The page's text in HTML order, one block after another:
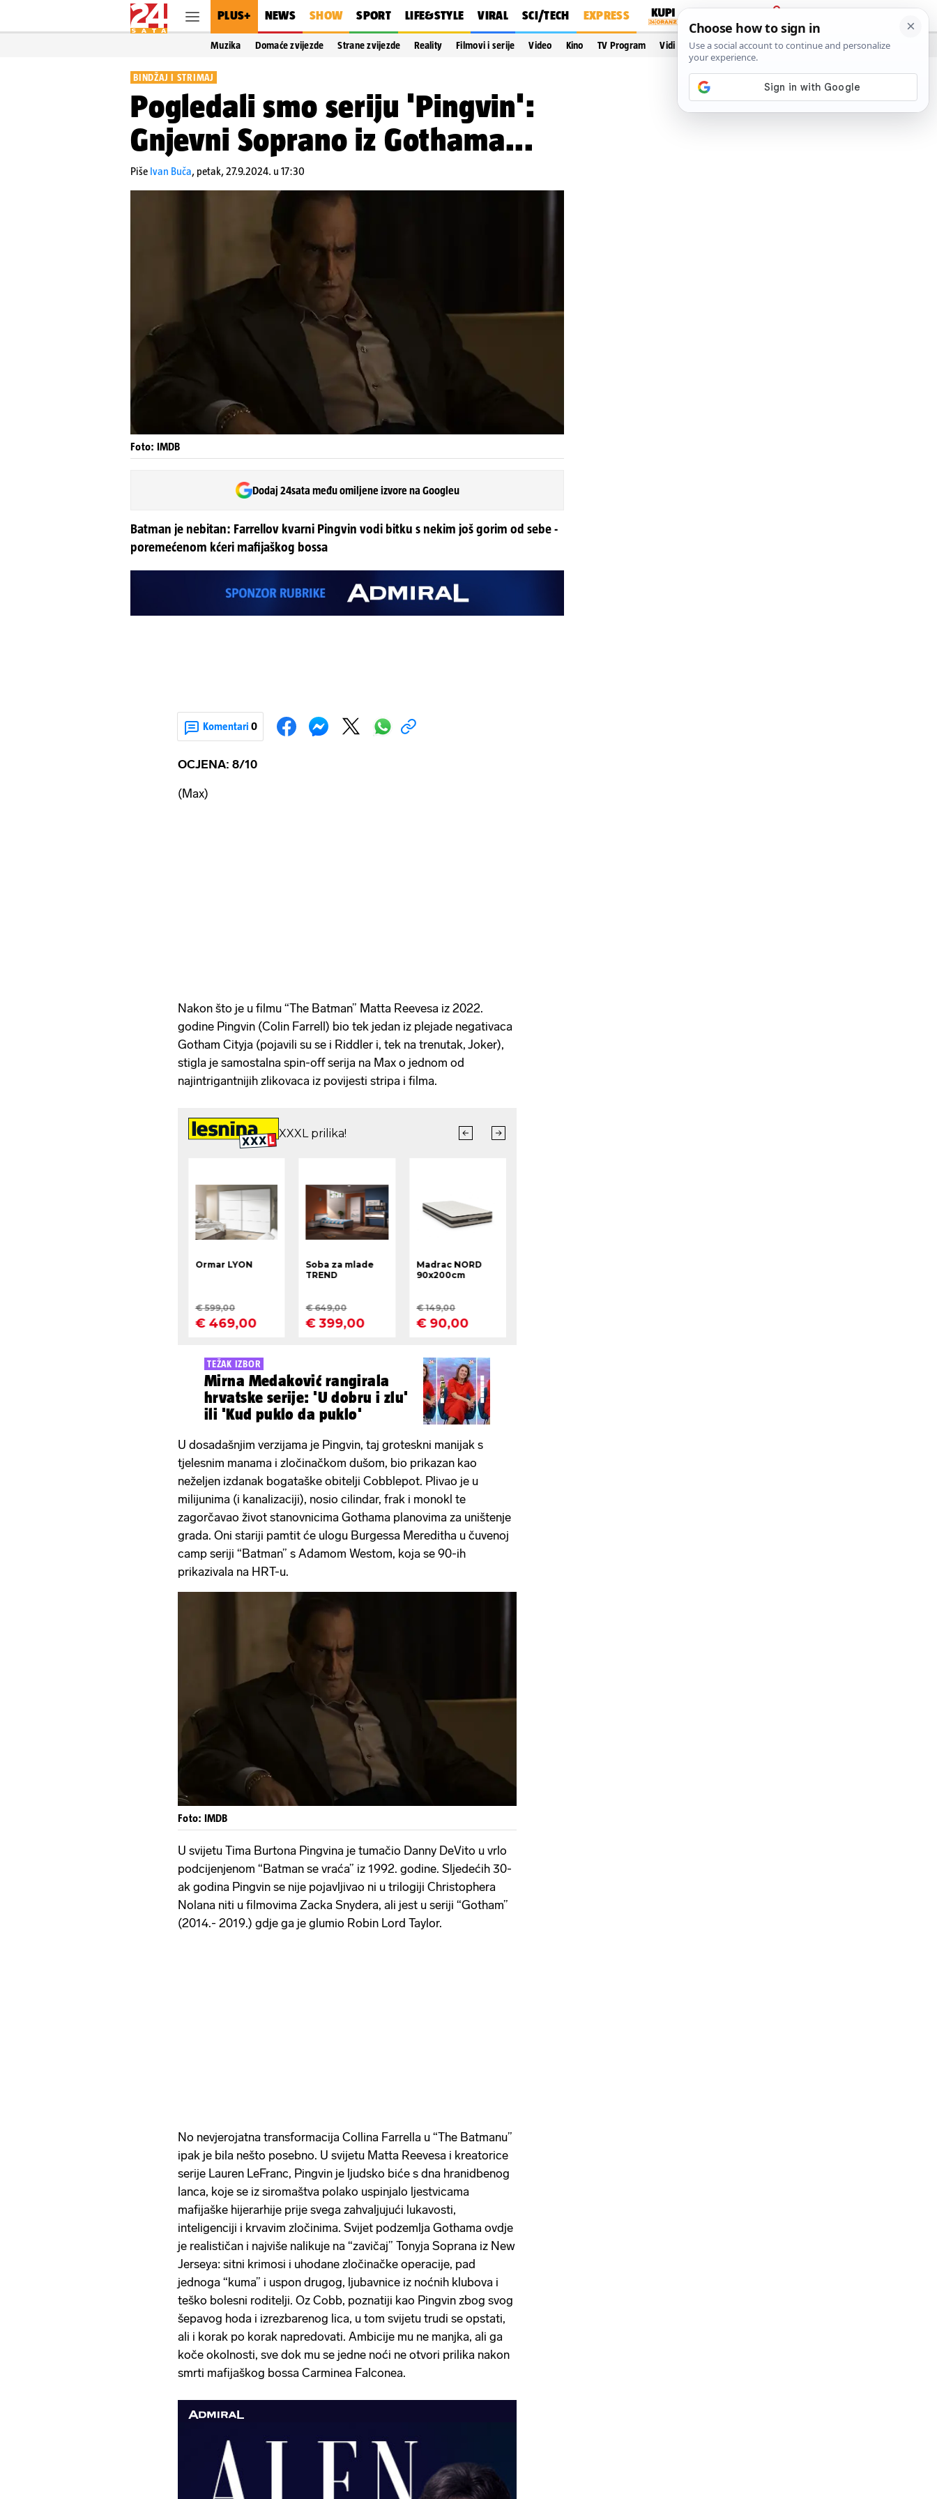
PLUS+ NEWS SHOW SPORT LIFE&STYLE VIRAL SCI/TECH EXPRESS
PRIJAVA
Muzika Domaće zvijezde Strane zvijezde Reality Filmovi i serije Video Kino TV Program Vidi još…
BINDŽAJ I STRIMAJ
Pogledali smo seriju 'Pingvin':
Gnjevni Soprano iz Gothama...
Piše Ivan Buča, petak, 27.9.2024. u 17:30
Foto: IMDB
Dodaj 24sata među omiljene izvore na Googleu
Batman je nebitan: Farrellov kvarni Pingvin vodi bitku s nekim još gorim od sebe -
poremećenom kćeri mafijaškog bossa
Komentari 0
OCJENA: 8/10
(Max)
Nakon što je u filmu “The Batman” Matta Reevesa iz 2022.
godine Pingvin (Colin Farrell) bio tek jedan iz plejade negativaca
Gotham Cityja (pojavili su se i Riddler i, tek na trenutak, Joker),
stigla je samostalna spin-off serija na Max o jednom od
najintrigantnijih zlikovaca iz povijesti stripa i filma.
TEŽAK IZBOR
Mirna Medaković rangirala
hrvatske serije: 'U dobru i zlu'
ili 'Kud puklo da puklo'
U dosadašnjim verzijama je Pingvin, taj groteskni manijak s
tjelesnim manama i zločinačkom dušom, bio prikazan kao
neželjen izdanak bogataške obitelji Cobblepot. Plivao je u
milijunima (i kanalizaciji), nosio cilindar, frak i monokl te
zagorčavao život stanovnicima Gothama planovima za uništenje
grada. Oni stariji pamtit će ulogu Burgessa Mereditha u čuvenoj
camp seriji “Batman” s Adamom Westom, koja se 90-ih
prikazivala na HRT-u.
Foto: IMDB
U svijetu Tima Burtona Pingvina je tumačio Danny DeVito u vrlo
podcijenjenom “Batman se vraća” iz 1992. godine. Sljedećih 30-
ak godina Pingvin se nije pojavljivao ni u trilogiji Christophera
Nolana niti u filmovima Zacka Snydera, ali jest u seriji “Gotham”
(2014.- 2019.) gdje ga je glumio Robin Lord Taylor.
No nevjerojatna transformacija Collina Farrella u “The Batmanu”
ipak je bila nešto posebno. U svijetu Matta Reevesa i kreatorice
serije Lauren LeFranc, Pingvin je ljudsko biće s dna hranidbenog
lanca, koje se iz siromaštva polako uspinjalo ljestvicama
mafijaške hijerarhije prije svega zahvaljujući lukavosti,
inteligenciji i krvavim zločinima. Svijet podzemlja Gothama ovdje
je realističan i najviše nalikuje na “zavičaj” Tonyja Soprana iz New
Jerseya: sitni krimosi i uhodane zločinačke operacije, pad
jednoga “kuma” i uspon drugog, ljubavnice iz noćnih klubova i
teško bolesni roditelji. Oz Cobb, poznatiji kao Pingvin zbog svog
šepavog hoda i izrezbarenog lica, u tom svijetu trudi se opstati,
ali i korak po korak napredovati. Ambicije mu ne manjka, ali ga
koče okolnosti, sve dok mu se jedne noći ne otvori prilika nakon
smrti mafijaškog bossa Carminea Falconea.